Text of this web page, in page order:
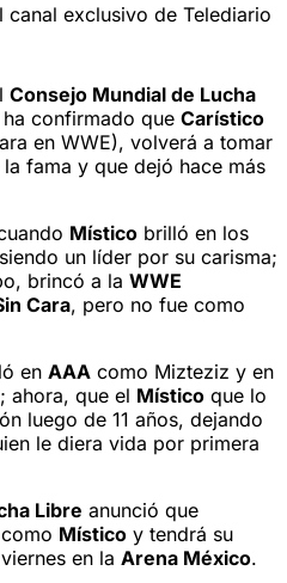
exclusivo de Telediario
Consejo Mundial de Lucha
confirmado que Carístico
en WWE), volverá a tomar
fama y que dejó hace más
Místico brilló en los
un líder por su carisma;
brincó a la WWE
Cara, pero no fue como
en AAA como Mizteziz y en
ahora, que el Místico que lo
luego de 11 años, dejando
le diera vida por primera
Libre anunció que
Místico y tendrá su
en la Arena México.